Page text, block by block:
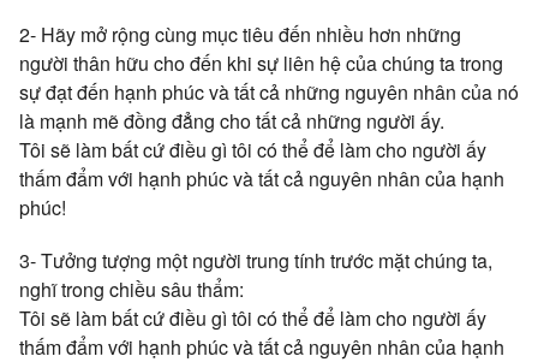
2- Hãy mở rộng cùng mục tiêu đến nhiều hơn những
người thân hữu cho đến khi sự liên hệ của chúng ta trong
sự đạt đến hạnh phúc và tất cả những nguyên nhân của nó
là mạnh mẽ đồng đẳng cho tất cả những người ấy.
Tôi sẽ làm bất cứ điều gì tôi có thể để làm cho người ấy
thấm đẩm với hạnh phúc và tất cả nguyên nhân của hạnh
phúc!
3- Tưởng tượng một người trung tính trước mặt chúng ta,
nghĩ trong chiều sâu thẩm:
Tôi sẽ làm bất cứ điều gì tôi có thể để làm cho người ấy
thấm đẩm với hạnh phúc và tất cả nguyên nhân của hạnh